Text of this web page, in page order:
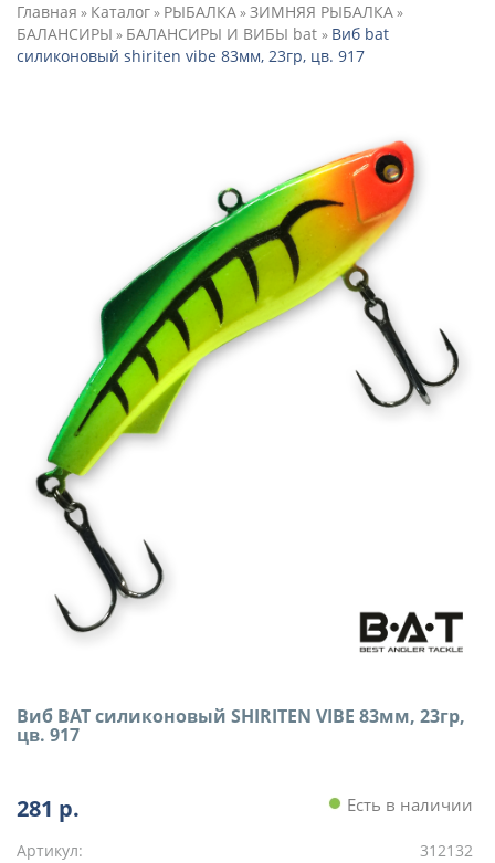
Главная » Каталог» РЫБАЛКА»ЗИМНЯЯ РЫБАЛКА»
БАЛАНСИРЫ » БАЛАНСИРЫ И ВИБЫ bat » Виб bat
силиконовый shiriten vibe 83мм, 23гр, цв. 917
Виб BAT силиконовый SHIRITEN VIBE 83мм, 23гр,
цв. 917
281 р. Есть в наличии
Артикул:
312132